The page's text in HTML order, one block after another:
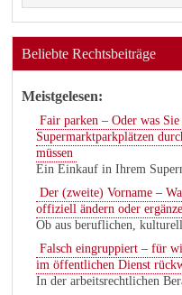
Beliebte Rechtsbeiträge
Meistgelesen:
Fair parken – Oder was
Supermarktparkplätzen
müssen
Ein Einkauf in Ihrem
Der (zweite) Vorname –
offiziell ändern oder
Ob aus beruflichen,
Falsch eingruppiert – für
im öffentlichen Dienst
In der arbeitsrechtlichen